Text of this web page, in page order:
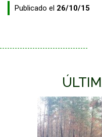
Publicado el 26/10/15